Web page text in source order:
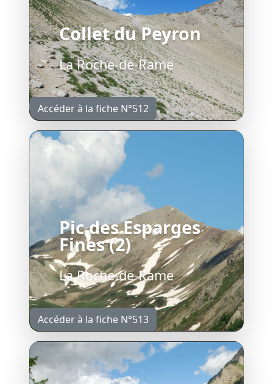
Collet du Peyron
La Roche-de-Rame
Accéder à la fiche N°512
Pic des Esparges
Fines (2)
La Roche-de-Rame
Accéder à la fiche N°513